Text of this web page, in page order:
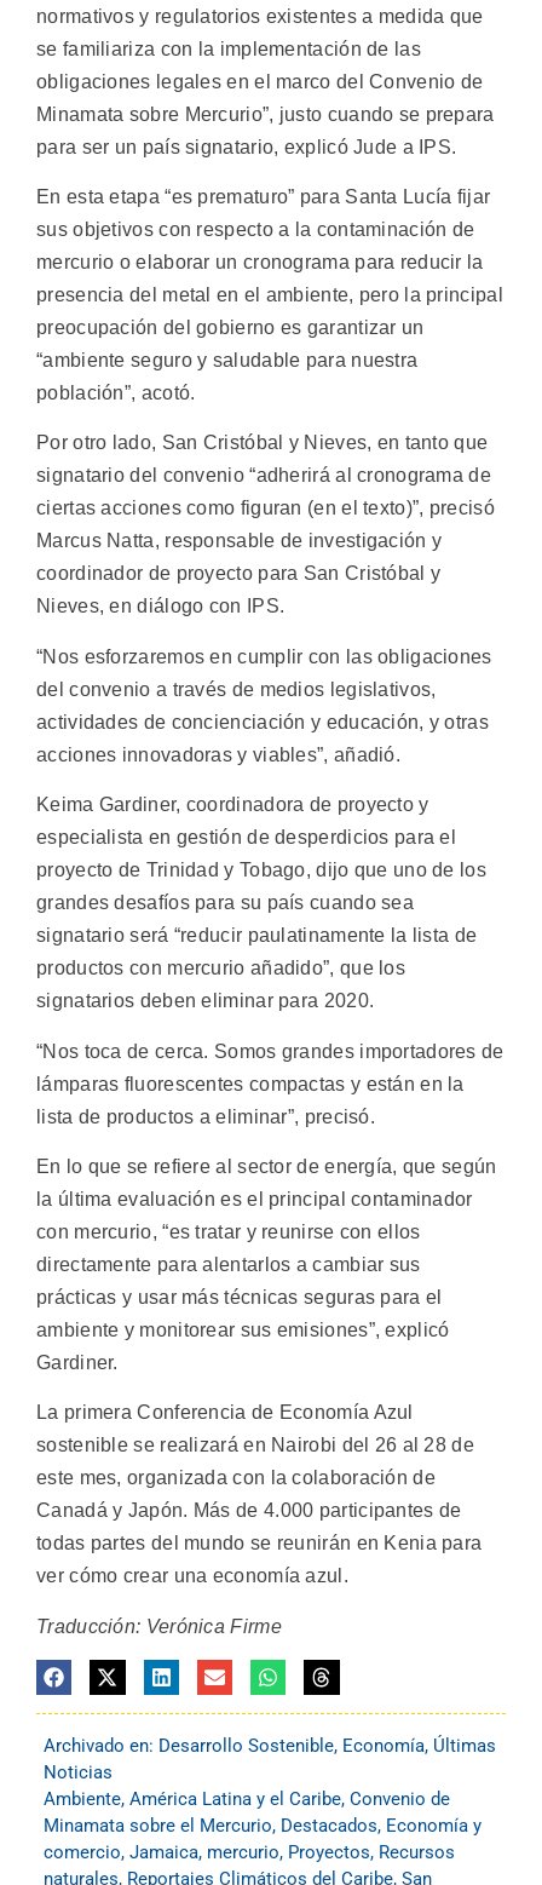
normativos y regulatorios existentes a medida que
se familiariza con la implementación de las
obligaciones legales en el marco del Convenio de
Minamata sobre Mercurio”, justo cuando se prepara
para ser un país signatario, explicó Jude a IPS.
En esta etapa “es prematuro” para Santa Lucía fijar
sus objetivos con respecto a la contaminación de
mercurio o elaborar un cronograma para reducir la
presencia del metal en el ambiente, pero la principal
preocupación del gobierno es garantizar un
“ambiente seguro y saludable para nuestra
población”, acotó.
Por otro lado, San Cristóbal y Nieves, en tanto que
signatario del convenio “adherirá al cronograma de
ciertas acciones como figuran (en el texto)”, precisó
Marcus Natta, responsable de investigación y
coordinador de proyecto para San Cristóbal y
Nieves, en diálogo con IPS.
“Nos esforzaremos en cumplir con las obligaciones
del convenio a través de medios legislativos,
actividades de concienciación y educación, y otras
acciones innovadoras y viables”, añadió.
Keima Gardiner, coordinadora de proyecto y
especialista en gestión de desperdicios para el
proyecto de Trinidad y Tobago, dijo que uno de los
grandes desafíos para su país cuando sea
signatario será “reducir paulatinamente la lista de
productos con mercurio añadido”, que los
signatarios deben eliminar para 2020.
“Nos toca de cerca. Somos grandes importadores de
lámparas fluorescentes compactas y están en la
lista de productos a eliminar”, precisó.
En lo que se refiere al sector de energía, que según
la última evaluación es el principal contaminador
con mercurio, “es tratar y reunirse con ellos
directamente para alentarlos a cambiar sus
prácticas y usar más técnicas seguras para el
ambiente y monitorear sus emisiones”, explicó
Gardiner.
La primera Conferencia de Economía Azul
sostenible se realizará en Nairobi del 26 al 28 de
este mes, organizada con la colaboración de
Canadá y Japón. Más de 4.000 participantes de
todas partes del mundo se reunirán en Kenia para
ver cómo crear una economía azul.
Traducción: Verónica Firme
Archivado en: Desarrollo Sostenible, Economía, Últimas
Noticias
Ambiente, América Latina y el Caribe, Convenio de
Minamata sobre el Mercurio, Destacados, Economía y
comercio, Jamaica, mercurio, Proyectos, Recursos
naturales, Reportajes Climáticos del Caribe, San